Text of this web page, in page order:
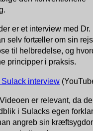
er et interview med Dr.
selv fortæller om sin
til helbredelse, og
principper i praksis.
Sulack interview
Videoen er relevant, da
i Sulacks egen
angreb sin